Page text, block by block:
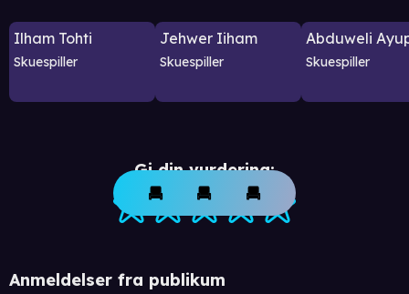
Ilham Tohti
Skuespiller
Jehwer Iiham
Skuespiller
Abduweli
Skuespiller
Gi din vurdering:
Anmeldelser fra publikum